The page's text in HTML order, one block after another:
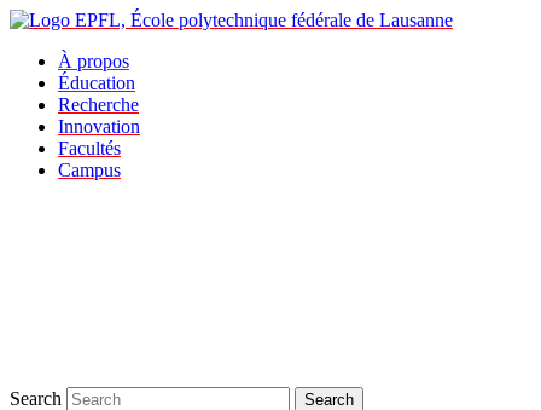
À propos
Éducation
Recherche
Innovation
Facultés
Campus
Search Search